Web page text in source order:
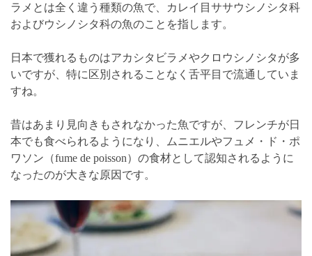
ラメとは全く違う種類の魚で、カレイ目ササウシノシタ科
およびウシノシタ科の魚のことを指します。
日本で獲れるものはアカシタビラメやクロウシノシタが多
いですが、特に区別されることなく舌平目で流通していま
すね。
昔はあまり見向きもされなかった魚ですが、フレンチが日
本でも食べられるようになり、ムニエルやフュメ・ド・ポ
ワソン（fume de poisson）の食材として認知されるように
なったのが大きな原因です。